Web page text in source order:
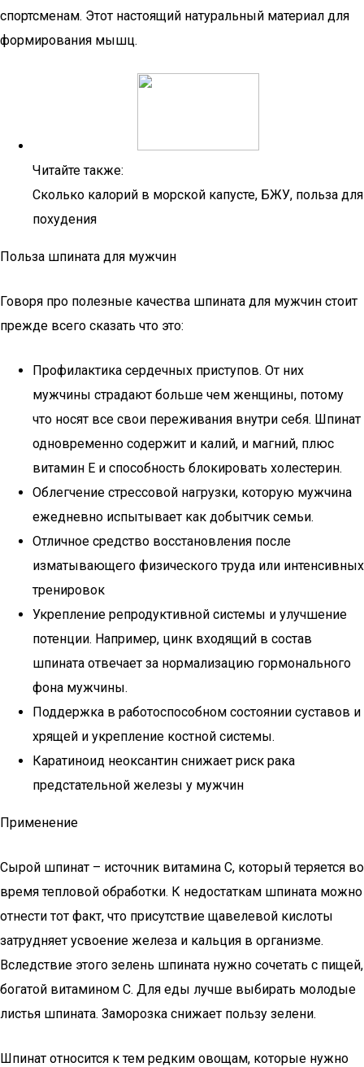
спортсменам. Этот настоящий натуральный материал для
формирования мышц.
Читайте также:
Сколько калорий в морской капусте, БЖУ, польза для
похудения
Польза шпината для мужчин
Говоря про полезные качества шпината для мужчин стоит
прежде всего сказать что это:
Профилактика сердечных приступов. От них
мужчины страдают больше чем женщины, потому
что носят все свои переживания внутри себя. Шпинат
одновременно содержит и калий, и магний, плюс
витамин Е и способность блокировать холестерин.
Облегчение стрессовой нагрузки, которую мужчина
ежедневно испытывает как добытчик семьи.
Отличное средство восстановления после
изматывающего физического труда или интенсивных
тренировок
Укрепление репродуктивной системы и улучшение
потенции. Например, цинк входящий в состав
шпината отвечает за нормализацию гормонального
фона мужчины.
Поддержка в работоспособном состоянии суставов и
хрящей и укрепление костной системы.
Каратиноид неоксантин снижает риск рака
предстательной железы у мужчин
Применение
Сырой шпинат – источник витамина С, который теряется во
время тепловой обработки. К недостаткам шпината можно
отнести тот факт, что присутствие щавелевой кислоты
затрудняет усвоение железа и кальция в организме.
Вследствие этого зелень шпината нужно сочетать с пищей,
богатой витамином С. Для еды лучше выбирать молодые
листья шпината. Заморозка снижает пользу зелени.
Шпинат относится к тем редким овощам, которые нужно